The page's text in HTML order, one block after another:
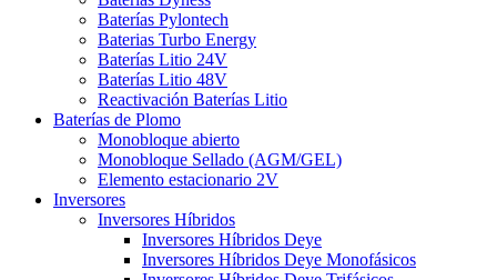
Baterías Pylontech
Baterias Turbo Energy
Baterías Litio 24V
Baterías Litio 48V
Reactivación Baterías Litio
Baterías de Plomo
Monobloque abierto
Monobloque Sellado (AGM/GEL)
Elemento estacionario 2V
Inversores
Inversores Híbridos
Inversores Híbridos Deye
Inversores Híbridos Deye Monofásicos